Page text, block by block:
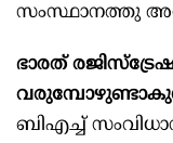
സംസ്ഥാനത്തു
ഭാരത്
ബിഎച്ച്